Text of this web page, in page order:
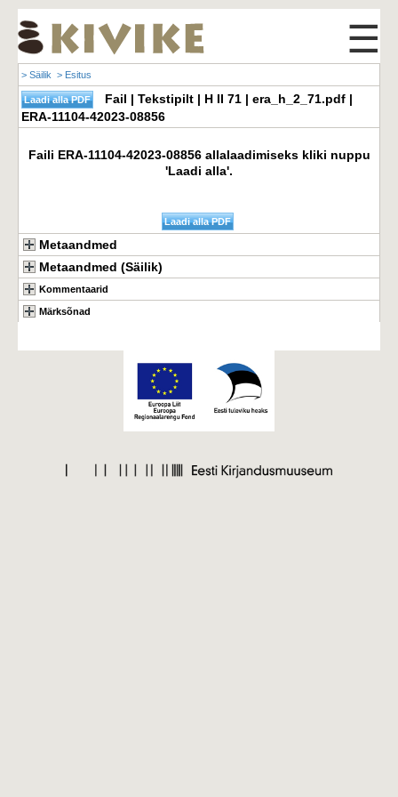
☰
> Säilik > Esitus
Fail | Tekstipilt | H II 71 | era_h_2_71.pdf |
ERA-11104-42023-08856
Faili ERA-11104-42023-08856 allalaadimiseks kliki nuppu
'Laadi alla'.
Metaandmed
Metaandmed (Säilik)
Kommentaarid
Märksõnad